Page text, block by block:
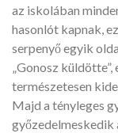
az iskolában
hasonlót kapnak,
serpenyő egyik
„Gonosz
természetesen
Majd a tényleges
győzedelmeskedik